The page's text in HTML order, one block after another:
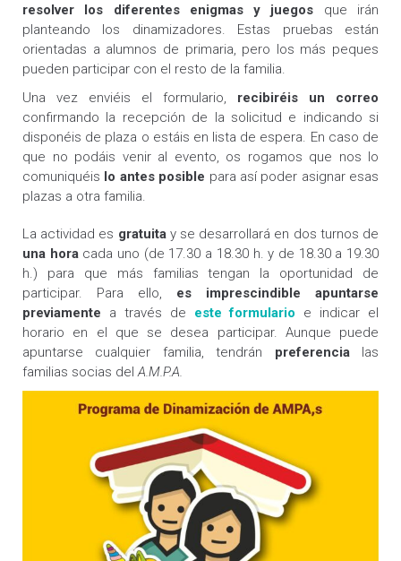
resolver los diferentes enigmas y juegos que irán
planteando los dinamizadores. Estas pruebas están
orientadas a alumnos de primaria, pero los más peques
pueden participar con el resto de la familia.
Una vez enviéis el formulario, recibiréis un correo
confirmando la recepción de la solicitud e indicando si
disponéis de plaza o estáis en lista de espera. En caso de
que no podáis venir al evento, os rogamos que nos lo
comuniquéis lo antes posible para así poder asignar esas
plazas a otra familia.
La actividad es gratuitay se desarrollará en dos turnos de
una horacada uno (de 17.30 a 18.30 h. y de 18.30 a 19.30
h.) para que más familias tengan la oportunidad de
participar. Para ello, es imprescindible apuntarse
previamente a través de este formulario e indicar el
horario en el que se desea participar. Aunque puede
apuntarse cualquier familia, tendrán preferencialas
familias socias del A.M.P.A.